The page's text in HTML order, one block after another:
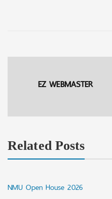
EZ WEBMASTER
Related Posts
NMU Open House 2026